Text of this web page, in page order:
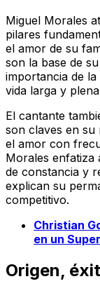
Miguel Morales
pilares
el amor de su
son la base de
importancia de
vida larga y
El cantante
son claves en
el amor con
Morales enfatiza
de constancia y
explican su
competitivo.
Christian
en un
Origen,